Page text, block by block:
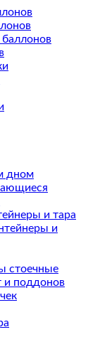
дном
и тара
и
стоечные
и поддонов